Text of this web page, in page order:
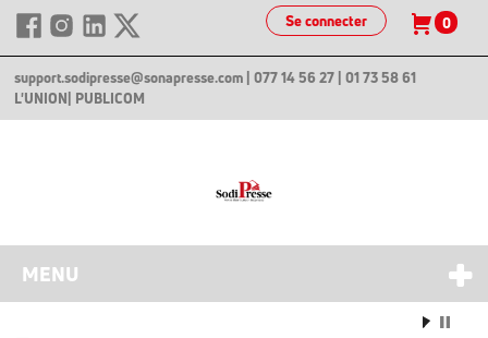
Se connecter 0
support.sodipresse@sonapresse.com | 077 14 56 27 | 01 73 58 61
L'UNION | PUBLICOM
MENU